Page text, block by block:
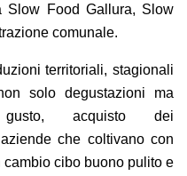
Slow Food Gallura, Slow
comunale.
territoriali, stagionali
solo degustazioni ma
, acquisto dei
aziendeche coltivanocon
cambio cibo buono pulito e